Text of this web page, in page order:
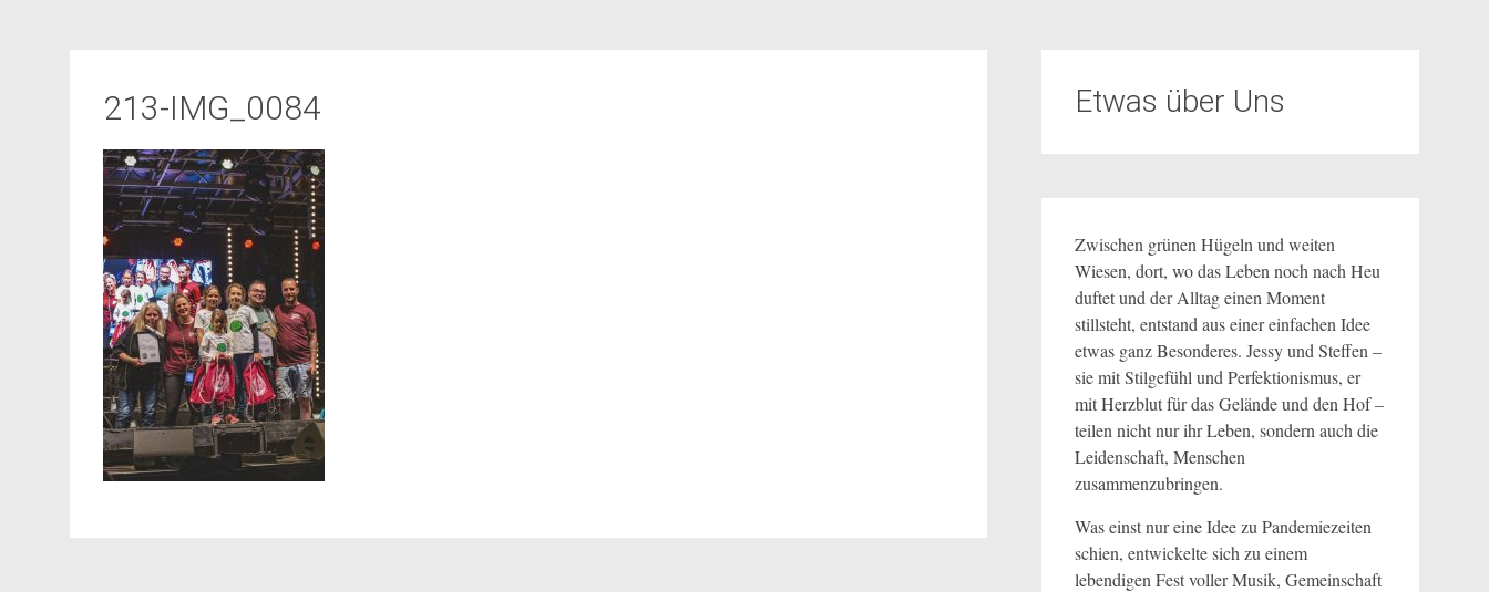
213-IMG_0084 Etwas über Uns
Zwischen grünen Hügeln und weiten
Wiesen, dort, wo das Leben noch nach Heu
duftet und der Alltag einen Moment
stillsteht, entstand aus einer einfachen Idee
etwas ganz Besonderes. Jessy und Steffen –
sie mit Stilgefühl und Perfektionismus, er
mit Herzblut für das Gelände und den Hof –
teilen nicht nur ihr Leben, sondern auch die
Leidenschaft, Menschen
zusammenzubringen.
Was einst nur eine Idee zu Pandemiezeiten
schien, entwickelte sich zu einem
lebendigen Fest voller Musik, Gemeinschaft